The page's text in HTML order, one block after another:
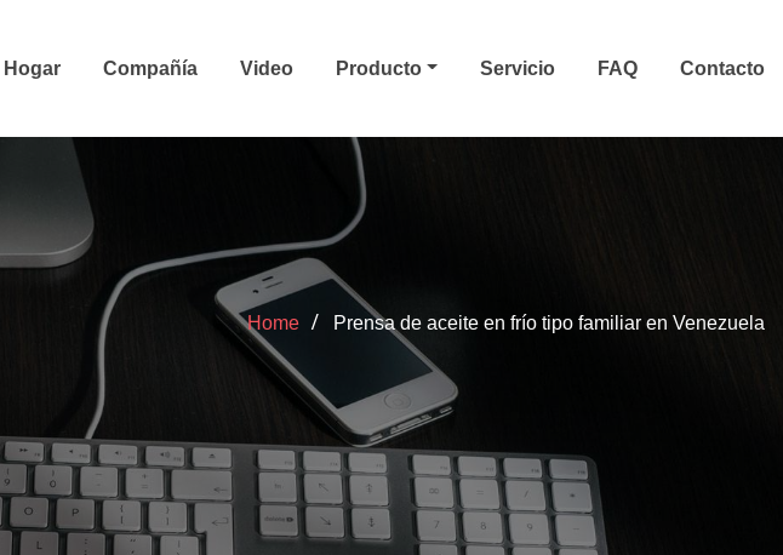
Hogar Compañía Video Producto Servicio FAQ Contacto
Home Prensa de aceite en frío tipo familiar en Venezuela